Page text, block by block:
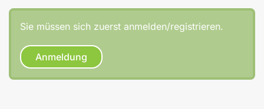
Sie müssen sich zuerst anmelden/registrieren.
Anmeldung